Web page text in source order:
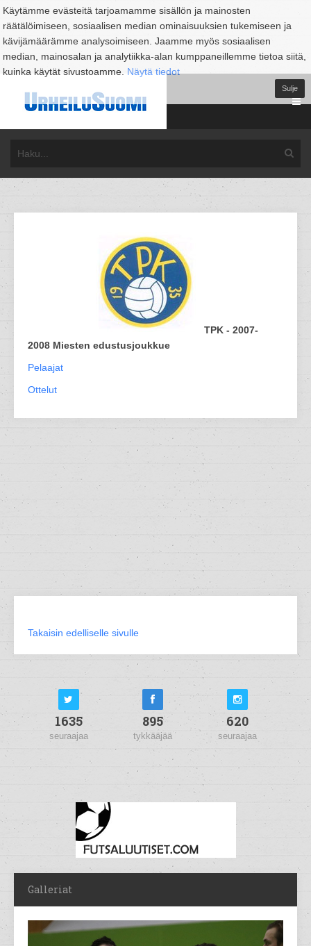
Käytämme evästeitä tarjoamamme sisällön ja mainosten
räätälöimiseen, sosiaalisen median ominaisuuksien tukemiseen ja
kävijämäärämme analysoimiseen. Jaamme myös sosiaalisen
median, mainosalan ja analytiikka-alan kumppaneillemme tietoa siitä,
kuinka käytät sivustoamme. Näytä tiedot
Sulje
TPK - 2007-
2008 Miesten edustusjoukkue
Pelaajat
Ottelut
Takaisin edelliselle sivulle
1635
seuraajaa
895
tykkääjää
620
seuraajaa
Galleriat